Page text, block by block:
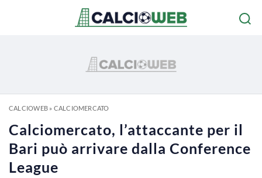
CALCIOWEB» CALCIOMERCATO
Calciomercato, l’attaccante per il
Bari può arrivare dalla Conference
League